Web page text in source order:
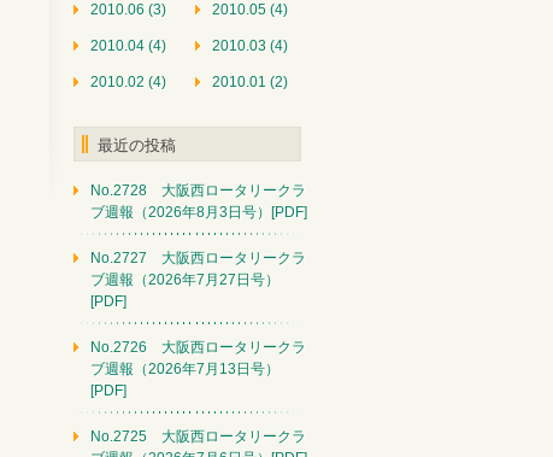
2010.06 (3) 2010.05 (4)
2010.04 (4) 2010.03 (4)
2010.02 (4) 2010.01 (2)
最近の投稿
No.2728 大阪西ロータリークラ
ブ週報（2026年8月3日号）[PDF]
No.2727 大阪西ロータリークラ
ブ週報（2026年7月27日号）
[PDF]
No.2726 大阪西ロータリークラ
ブ週報（2026年7月13日号）
[PDF]
No.2725 大阪西ロータリークラ